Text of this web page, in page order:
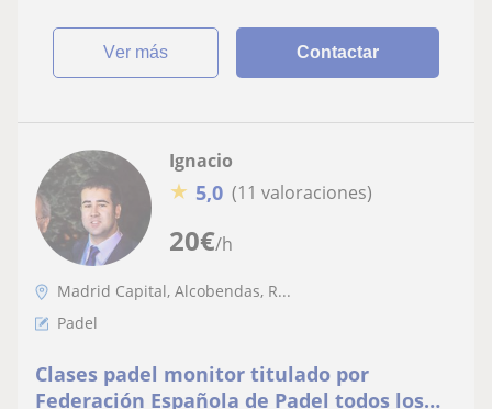
ver más Contactar
20€/h
Ignacio
★ 5,0 (11 valoraciones)
Madrid Capital, Alcobendas, R...
Padel
Clases padel monitor titulado por
Federación Española de Padel todos los